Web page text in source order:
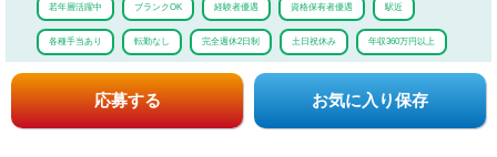
若年層活躍中 ブランクOK 経験者優遇 資格保有者優遇 駅近
各種手当あり 転勤なし 完全週休2日制 土日祝休み 年収360万円以上
応募する お気に入り保存